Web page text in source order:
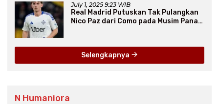
July 1, 2025 9:23 WIB
Real Madrid Putuskan Tak Pulangkan
Nico Paz dari Como pada Musim Panas
Selengkapnya
N Humaniora